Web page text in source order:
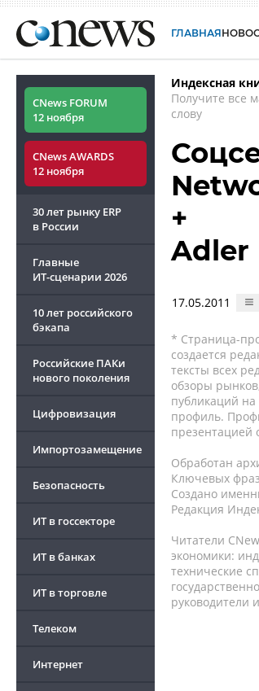
ГЛАВНАЯ
CNews FORUM
12 ноября
CNews AWARDS
12 ноября
30 лет рынку ERP
в России
Главные
ИТ-сценарии 2026
10 лет российского
бэкапа
Российские ПАКи
нового поколения
Цифровизация
Импортозамещение
Безопасность
ИТ в госсекторе
ИТ в банках
ИТ в торговле
Телеком
Интернет
Индексная
Получите все
слову
+
Adler
17.05.2011
* Страница-
создается
тексты всех
обзоры
публикаций
профиль.
презентацией
Обработан
Ключевых
Создано
Редакция
Читатели
экономики:
технические
руководители